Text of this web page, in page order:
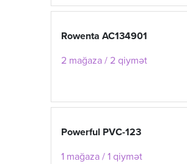
Rowenta AC134901
2 mağaza / 2 qiymət
Powerful PVC-123
1 mağaza / 1 qiymət